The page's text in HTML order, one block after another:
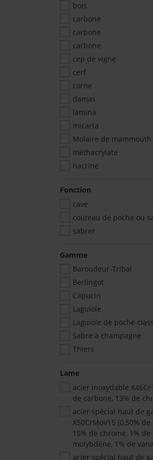
bois
carbone
carbone
carbone
cep de vigne
cerf
corne
damas
lamina
micarta
Molaire de mammouth
méthacrylate
nacrine
Fonction
cave
couteau de poche ou
sabrer
Gamme
Baroudeur-Tribal
Berlingot
Capucin
Laguiole
Laguiole de poche
Sabre à champagne
Thiers
Lame
acier inoxydable
de carbone, 13% de
acier spécial haut de
X50CrMoV15 (0,50%
15% de chrome, 1% de
molybdène, 1% de
acier spécial haut de